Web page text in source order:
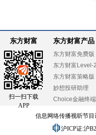
东方财富
扫一扫下载
APP
东方财富产品
东方财富免费版
东方财富Level-2
东方财富策略版
妙想投研助理
Choice金融终端
信息网络传播视听节目
沪ICP证:沪